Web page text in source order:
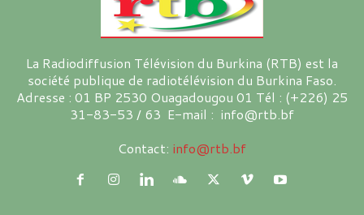
La Radiodiffusion Télévision du Burkina (RTB) est la
société publique de radiotélévision du Burkina Faso.
Adresse : 01 BP 2530 Ouagadougou 01 Tél : (+226) 25
31-83-53 / 63 E-mail : info@rtb.bf
Contact: info@rtb.bf